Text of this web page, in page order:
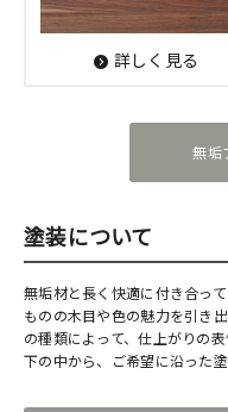
詳しく見る
無垢
塗装について
無垢材と長く快適に付き合っ
ものの木目や色の魅力を引き
の種類によって、仕上がりの
下の中から、ご希望に沿った